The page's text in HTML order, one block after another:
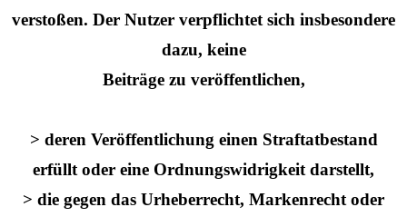
verstoßen. Der Nutzer verpflichtet sich insbesondere
dazu, keine
Beiträge zu veröffentlichen,
> deren Veröffentlichung einen Straftatbestand
erfüllt oder eine Ordnungswidrigkeit darstellt,
> die gegen das Urheberrecht, Markenrecht oder